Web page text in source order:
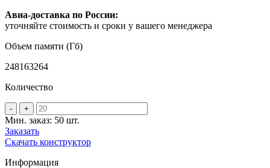
Авиа-доставка по России:
уточняйте стоимость и сроки у вашего менеджера
Объем памяти (Гб)
248163264
Количество
- +
Мин. заказ: 50 шт.
Заказать
Скачать конструктор
Информация